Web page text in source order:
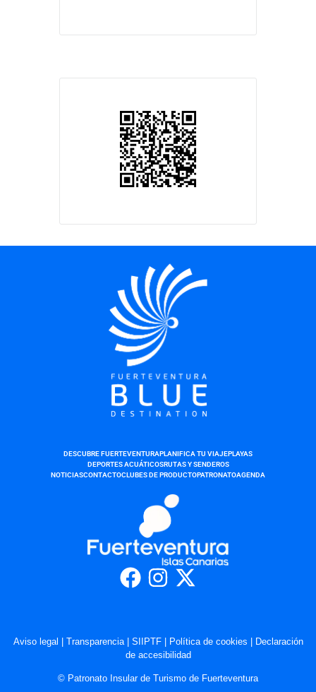
DESCUBRE FUERTEVENTURAPLANIFICA TU VIAJEPLAYAS
DEPORTES ACUÁTICOSRUTAS Y SENDEROS
NOTICIASCONTACTOCLUBES DE PRODUCTOPATRONATOAGENDA
Aviso legal Transparencia| SIIPTF| Política de cookies
Declaración
de accesibilidad
© Patronato Insular de Turismo de Fuerteventura